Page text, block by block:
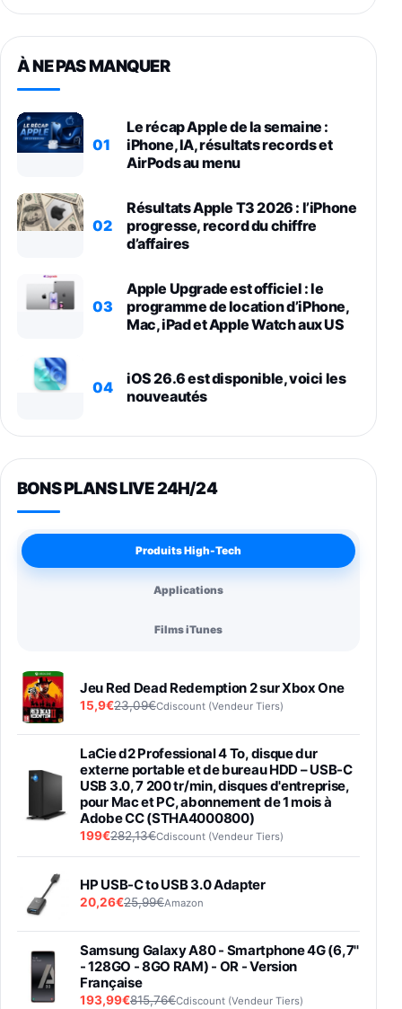
À NE PAS MANQUER
01
Le récap Apple de la semaine :
iPhone, IA, résultats records et
AirPods au menu
02
Résultats Apple T3 2026 : l’iPhone
progresse, record du chiffre
d’affaires
03
Apple Upgrade est officiel : le
programme de location d’iPhone,
Mac, iPad et Apple Watch aux US
04
iOS 26.6 est disponible, voici les
nouveautés
BONS PLANS LIVE 24H/24
Produits High-Tech
Applications
Films iTunes
Jeu Red Dead Redemption 2 sur Xbox One
15,9€23,09€Cdiscount (Vendeur Tiers)
LaCie d2 Professional 4 To, disque dur
externe portable et de bureau HDD – USB-C
USB 3.0, 7 200 tr/min, disques d'entreprise,
pour Mac et PC, abonnement de 1 mois à
Adobe CC (STHA4000800)
199€282,13€Cdiscount (Vendeur Tiers)
HP USB-C to USB 3.0 Adapter
20,26€25,99€Amazon
Samsung Galaxy A80 - Smartphone 4G (6,7''
- 128GO - 8GO RAM) - OR - Version
Française
193,99€815,76€Cdiscount (Vendeur Tiers)